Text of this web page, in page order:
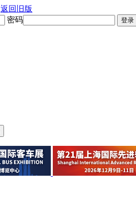
返回旧版
密码